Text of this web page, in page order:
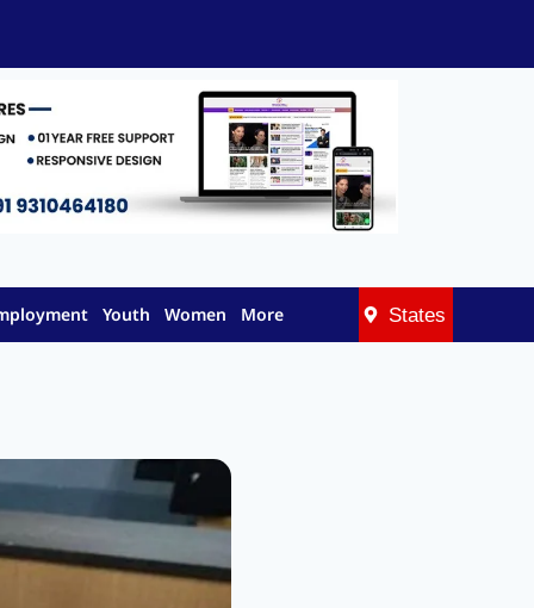
Youth Women More States